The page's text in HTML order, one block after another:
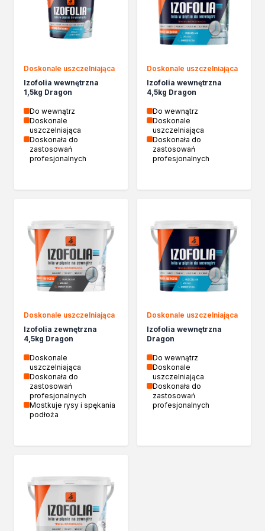
Izolacje i impregnaty budowlane
Folie w płynie
Impregnaty specjalistyczne
Impregnaty do drewna konstrukcyjnego
Grunty
Środki bioochronne
Środki czyszczące
Malowanie, ochrona i dekoracja
Bejce
Lakierobejce
Impregnaty dekoracyjne
Lakiery dekoracyjne
Żywica epoksydowa
Farby żaroodporne
Chemia gospodarcza
Odkamieniacze
Środki czyszczące
Chemia motoryzacyjna
Żywice
Zmywacze
Produkty do reperacji nadwozi
Szpachlówki
Artykuły sezonowe
Akcja zima
Produkty według zadania
Kleje naprawcze
Kleje specjalistyczne
Kleje do drewna
Doskonale uszczelniająca
Izofolia wewnętrzna
1,5kg Dragon
Do wewnątrz
Doskonale
uszczelniająca
Doskonała do
zastosowań
profesjonalnych
Doskonale uszczelniająca
Izofolia wewnętrzna
4,5kg Dragon
Do wewnątrz
Doskonale
uszczelniająca
Doskonała do
zastosowań
profesjonalnych
Doskonale uszczelniająca
Izofolia zewnętrzna
4,5kg Dragon
Doskonale
uszczelniająca
Doskonała do
zastosowań
profesjonalnych
Mostkuje rysy i spękania
podłoża
Doskonale uszczelniająca
Izofolia wewnętrzna
Dragon
Do wewnątrz
Doskonale
uszczelniająca
Doskonała do
zastosowań
profesjonalnych